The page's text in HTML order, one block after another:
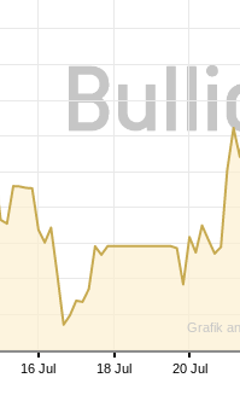
Grafik
16 Jul 18 Jul 20 Jul